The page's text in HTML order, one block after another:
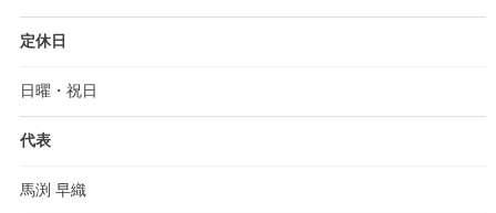
定休日
日曜・祝日
代表
馬渕 早織